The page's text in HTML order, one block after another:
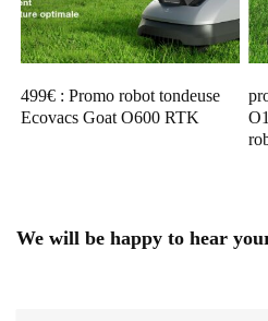
499€ : Promo robot tondeuse
Ecovacs Goat O600 RTK
We will be happy to hear